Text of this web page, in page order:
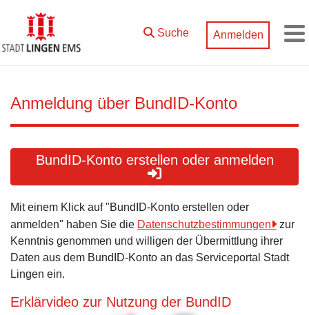
Zum Hauptinhalt springen
Suche Anmelden
Anmeldung über BundID-Konto
BundID-Konto erstellen oder anmelden
Mit einem Klick auf "BundID-Konto erstellen oder
anmelden" haben Sie die Datenschutzbestimmungen
zur
Kenntnis genommen und willigen der Übermittlung ihrer
Daten aus dem BundID-Konto an das Serviceportal Stadt
Lingen ein.
Erklärvideo zur Nutzung der BundID